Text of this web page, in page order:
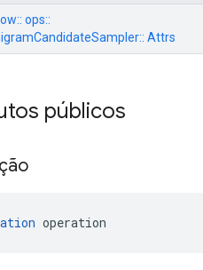
ops::
Attrs
públicos
operation